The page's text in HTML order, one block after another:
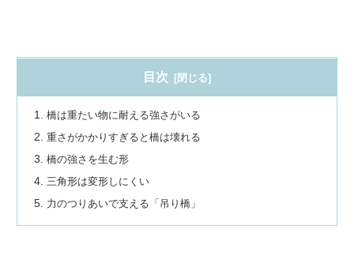
目次
橋は重たい物に耐える強さがいる
重さがかかりすぎると橋は壊れる
橋の強さを生む形
三角形は変形しにくい
力のつりあいで支える「吊り橋」